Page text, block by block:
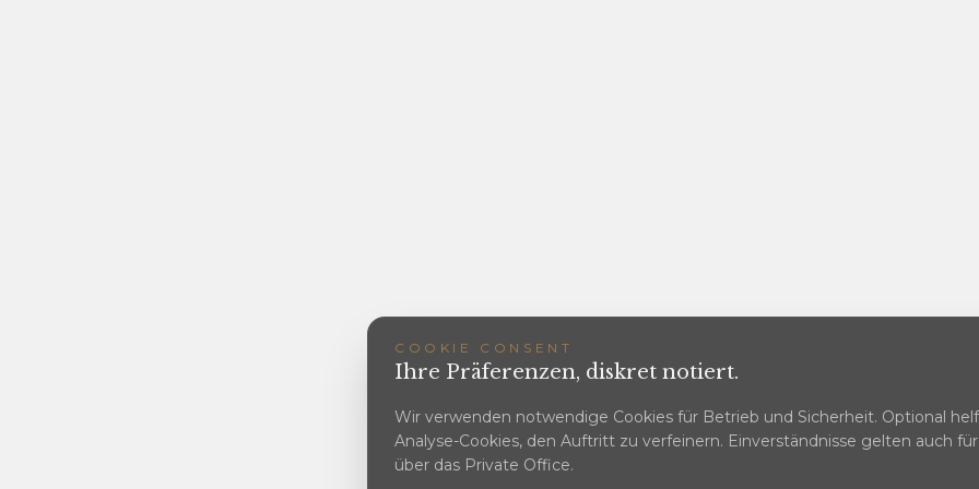
COOKIE CONSENT
Ihre Präferenzen, diskret notiert.
Wir verwenden notwendige Cookies für Betrieb und Sicherheit. Optional
Analyse-Cookies, den Auftritt zu verfeinern. Einverständnisse gelten auch
über das Private Office.